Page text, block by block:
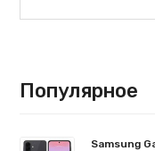
Популярное
Samsung